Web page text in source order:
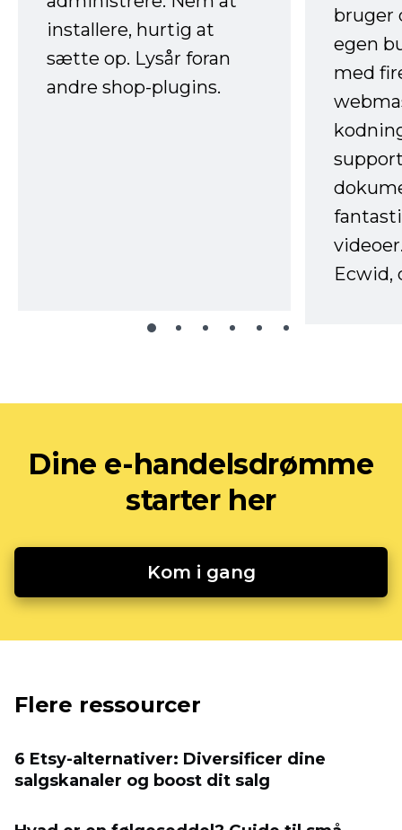
installere, hurtig at
sætte op. Lysår foran
andre shop-plugins.
bruger
egen
med
Ecwid,
Dine e-handelsdrømme
starter her
Kom i gang
Flere ressourcer
6 Etsy-alternativer: Diversificer dine
salgskanaler og boost dit salg